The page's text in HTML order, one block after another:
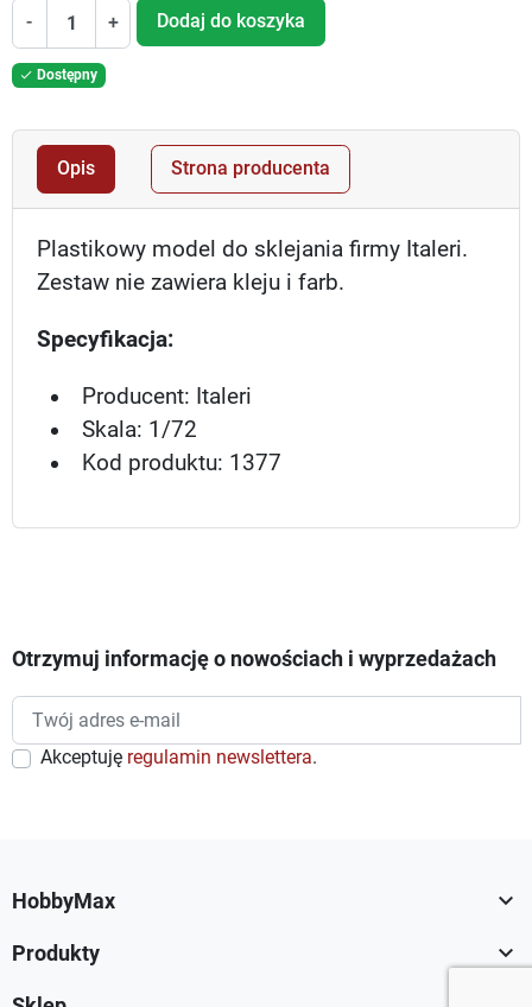
- + Dodaj do koszyka
 Dostępny
Opis Strona producenta
Plastikowy model do sklejania firmy Italeri.
Zestaw nie zawiera kleju i farb.
Specyfikacja:
Producent: Italeri
Skala: 1/72
Kod produktu: 1377
Otrzymuj informację o nowościach i wyprzedażach
Akceptuję regulamin newslettera.
HobbyMax 
Produkty 